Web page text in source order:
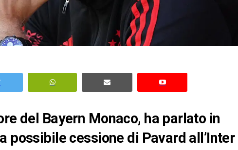
del Bayern Monaco, ha parlato in
possibile cessione di Pavard all’Inter